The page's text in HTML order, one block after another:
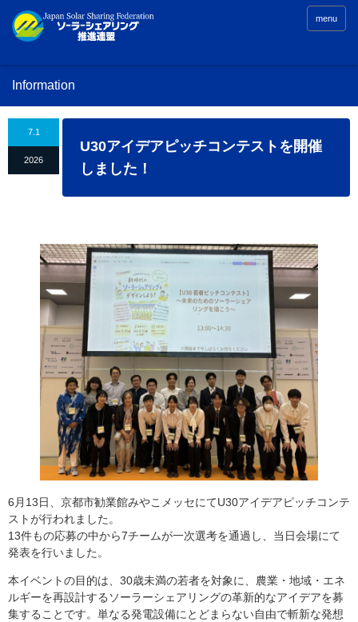
menu
Information
7.1
2026
U30アイデアピッチコンテストを開催
しました！
6月13日、京都市勧業館みやこメッセにてU30アイデアピッチコンテ
ストが行われました。
13件もの応募の中から7チームが一次選考を通過し、当日会場にて
発表を行いました。
本イベントの目的は、30歳未満の若者を対象に、農業・地域・エネ
ルギーを再設計するソーラーシェアリングの革新的なアイデアを募
集することです。単なる発電設備にとどまらない自由で斬新な発想